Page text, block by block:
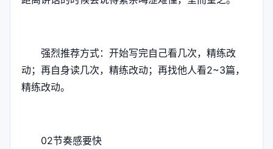
强烈推荐方式：开始写完自己看几次，精练改
动；再自身读几次，精练改动；再找他人看2~3篇，
精练改动。
02节奏感要快